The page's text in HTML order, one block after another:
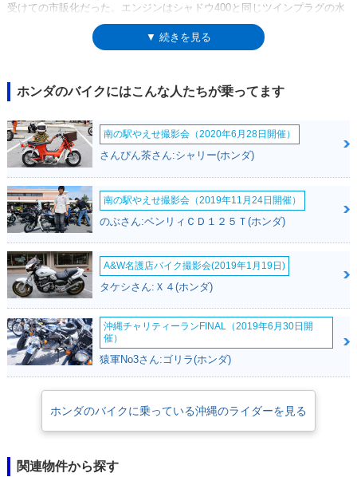
受けての市販化だった。エンジンはシャドウ400と同じツインプラグの水
冷52°VツインOHC3バルブエンジンながら、点火タイミングを変更するこ
とで、ワイルドな車体らしい鼓動感が演出されていた。翌年には、プルバ
ら姿を消した。とはいえ、2008年の11月に登場したシャドウカスタム400
は、事実上のシャドウスラッシャー後継モデルだった。
▼ 続きを見る
ホンダのバイクにはこんな人たちが乗ってます
南の駅やえせ撮影会（2020年6月28日開催）
さんぴん茶さん:シャリー(ホンダ)
南の駅やえせ撮影会（2019年11月24日開催）
のぶさん:ベンリィＣＤ１２５Ｔ(ホンダ)
A&W名護店バイク撮影会(2019年1月19日)
タケシさん:Ｘ４(ホンダ)
沖縄チャリティーランFINAL（2019年6月30日開
催）
猿軍No3さん:ゴリラ(ホンダ)
ホンダのバイクに乗っている沖縄のライダーを見る
関連物件から探す